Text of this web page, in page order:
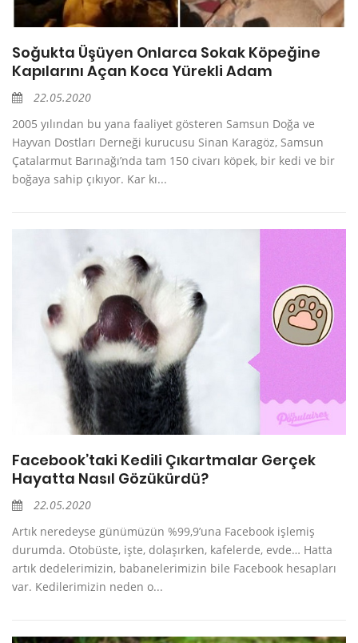
Soğukta Üşüyen Onlarca Sokak Köpeğine
Kapılarını Açan Koca Yürekli Adam
22.05.2020
2005 yılından bu yana faaliyet gösteren Samsun Doğa ve
Hayvan Dostları Derneği kurucusu Sinan Karagöz, Samsun
Çatalarmut Barınağı’nda tam 150 civarı köpek, bir kedi ve bir
boğaya sahip çıkıyor. Kar kı...
Facebook’taki Kedili Çıkartmalar Gerçek
Hayatta Nasıl Gözükürdü?
22.05.2020
Artık neredeyse günümüzün %99,9’una Facebook işlemiş
durumda. Otobüste, işte, dolaşırken, kafelerde, evde… Hatta
artık dedelerimizin, babanelerimizin bile Facebook hesapları
var. Kedilerimizin neden o...